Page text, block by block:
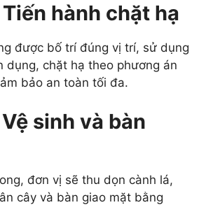
hành chặt hạ
được bố trí đúng vị trí, sử dụng
dụng, chặt hạ theo phương án
bảo an toàn tối đa.
sinh và bàn
đơn vị sẽ thu dọn cành lá,
cây và bàn giao mặt bằng